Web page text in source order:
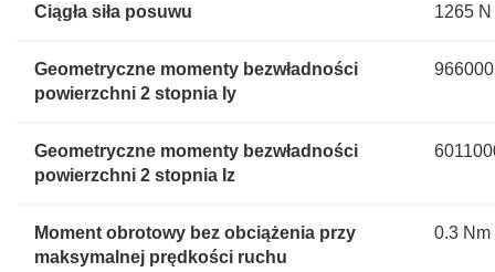
Ciągła siła posuwu 1265 N
Geometryczne momenty bezwładności
powierzchni 2 stopnia Iy
Geometryczne momenty bezwładności
powierzchni 2 stopnia Iz
Moment obrotowy bez obciążenia przy
maksymalnej prędkości ruchu
0.3 Nm